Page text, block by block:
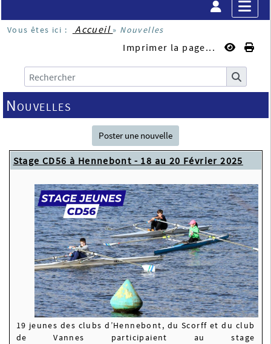
Vous êtes ici : Accueil » Nouvelles
Imprimer la page...
Nouvelles
Poster une nouvelle
Stage CD56 à Hennebont - 18 au 20 Février 2025
19 jeunes des clubs d’Hennebont, du Scorff et du club
de Vannes participaient au stage